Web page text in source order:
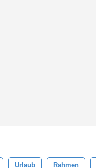
Urlaub Rahmen